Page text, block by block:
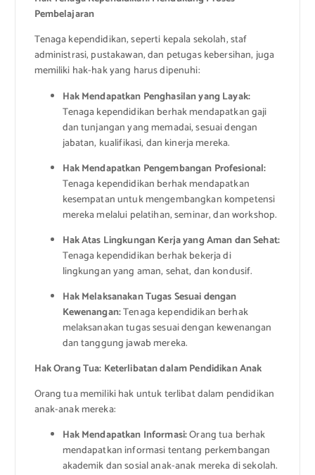
Pembelajaran
Tenaga kependidikan, seperti kepala sekolah, staf
administrasi, pustakawan, dan petugas kebersihan, juga
memiliki hak-hak yang harus dipenuhi:
Hak Mendapatkan Penghasilan yang Layak:
Tenaga kependidikan berhak mendapatkan gaji
dan tunjangan yang memadai, sesuai dengan
jabatan, kualifikasi, dan kinerja mereka.
Hak Mendapatkan Pengembangan Profesional:
Tenaga kependidikan berhak mendapatkan
kesempatan untuk mengembangkan kompetensi
mereka melalui pelatihan, seminar, dan workshop.
Hak Atas Lingkungan Kerja yang Aman dan Sehat:
Tenaga kependidikan berhak bekerja di
lingkungan yang aman, sehat, dan kondusif.
Hak Melaksanakan Tugas Sesuai dengan
Kewenangan:Tenaga kependidikan berhak
melaksanakan tugas sesuai dengan kewenangan
dan tanggung jawab mereka.
Hak Orang Tua: Keterlibatan dalam Pendidikan Anak
Orang tua memiliki hak untuk terlibat dalam pendidikan
anak-anak mereka:
Hak Mendapatkan Informasi:Orang tua berhak
mendapatkan informasi tentang perkembangan
akademik dan sosial anak-anak mereka di sekolah.